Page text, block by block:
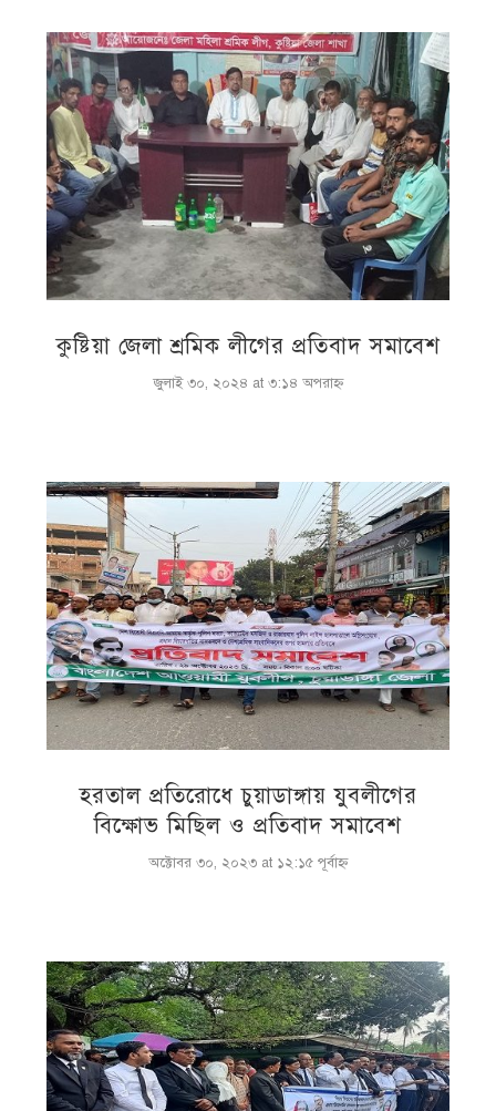
কুষ্টিয়া জেলা শ্রমিক লীগের প্রতিবাদ সমাবেশ
জুলাই ৩০, ২০২৪ at ৩:১৪ অপরাহ্ণ
হরতাল প্রতিরোধে চুয়াডাঙ্গায় যুবলীগের
বিক্ষোভ মিছিল ও প্রতিবাদ সমাবেশ
অক্টোবর ৩০, ২০২৩ at ১২:১৫ পূর্বাহ্ণ